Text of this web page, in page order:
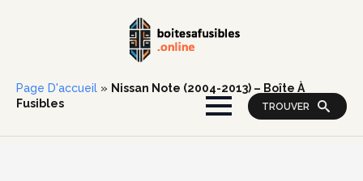
TROUVER
Page D'accueil » Nissan Note (2004-2013) – Boîte À
Fusibles